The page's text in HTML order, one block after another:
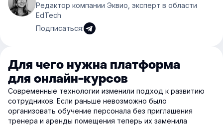
Редактор компании Эквио, эксперт в области
EdTech
Подписаться:
Для чего нужна платформа
для онлайн-курсов
Современные технологии изменили подход к развитию
сотрудников. Если раньше невозможно было
организовать обучение персонала без приглашения
тренера и аренды помещения теперь их заменила